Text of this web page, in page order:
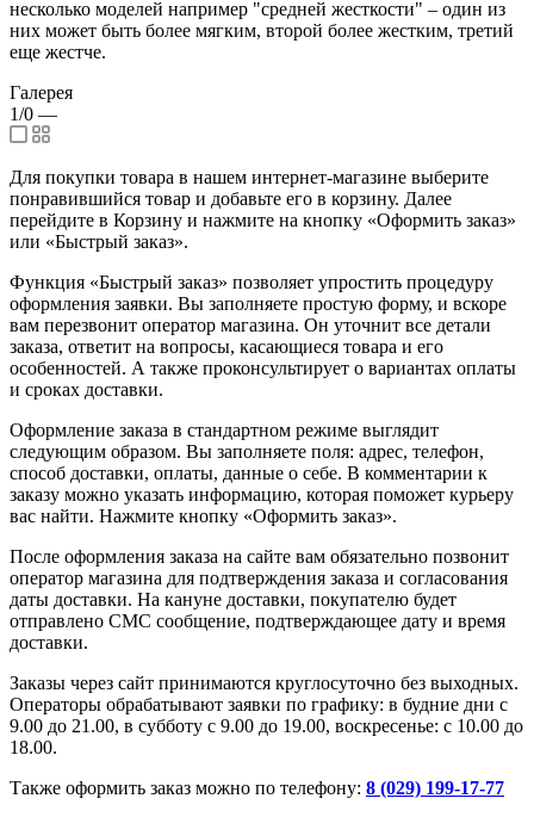
несколько моделей например "средней жесткости" – один из
них может быть более мягким, второй более жестким, третий
еще жестче.
Галерея
1/0 —
Для покупки товара в нашем интернет-магазине выберите
понравившийся товар и добавьте его в корзину. Далее
перейдите в Корзину и нажмите на кнопку «Оформить заказ»
или «Быстрый заказ».
Функция «Быстрый заказ» позволяет упростить процедуру
оформления заявки. Вы заполняете простую форму, и вскоре
вам перезвонит оператор магазина. Он уточнит все детали
заказа, ответит на вопросы, касающиеся товара и его
особенностей. А также проконсультирует о вариантах оплаты
и сроках доставки.
Оформление заказа в стандартном режиме выглядит
следующим образом. Вы заполняете поля: адрес, телефон,
способ доставки, оплаты, данные о себе. В комментарии к
заказу можно указать информацию, которая поможет курьеру
вас найти. Нажмите кнопку «Оформить заказ».
После оформления заказа на сайте вам обязательно позвонит
оператор магазина для подтверждения заказа и согласования
даты доставки. На кануне доставки, покупателю будет
отправлено СМС сообщение, подтверждающее дату и время
доставки.
Заказы через сайт принимаются круглосуточно без выходных.
Операторы обрабатывают заявки по графику: в будние дни с
9.00 до 21.00, в субботу с 9.00 до 19.00, воскресенье: с 10.00 до
18.00.
Также оформить заказ можно по телефону: 8 (029) 199-17-77